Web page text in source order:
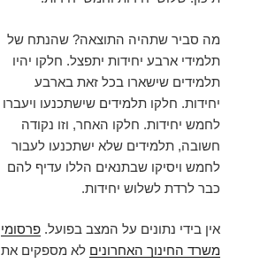
מה סביר שתהיה התוצאה? שהנתח של
תלמידי ארבע יחידות יתפצל. חלקו יהיו
תלמידים שישארו בכל זאת בארבע
יחידות. חלקו תלמידים שישתכנעו ויעברו
לחמש יחידות. חלקו האחר, וזו נקודה
חשובה, תלמידים שלא ישתכנעו לעבור
לחמש ויסיקו שבתנאים הללו עדיף להם
כבר לרדת לשלוש יחידות.
אין בידי נתונים על המצב בפועל. פרסומי
משרד החינוך האחרונים לא מספקים את